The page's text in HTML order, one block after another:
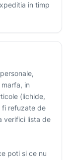
in timp
in
(lichide,
fi refuzate de
verifici lista de
poti si ce nu